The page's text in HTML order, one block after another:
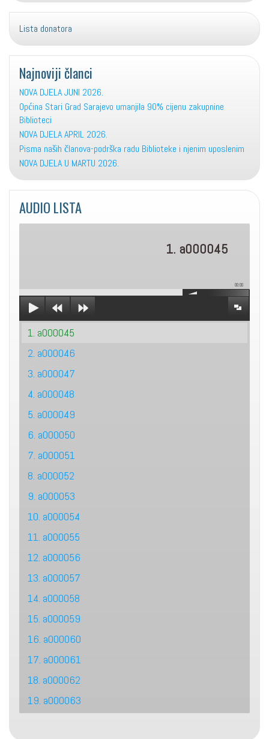
Lista donatora
Najnoviji članci
NOVA DJELA JUNI 2026.
Općina Stari Grad Sarajevo umanjila 90% cijenu zakupnine
Biblioteci
NOVA DJELA APRIL 2026.
Pisma naših članova-podrška radu Biblioteke i njenim uposlenim
NOVA DJELA U MARTU 2026.
AUDIO LISTA
1. a000045
00:00
1. a000045
2. a000046
3. a000047
4. a000048
5. a000049
6. a000050
7. a000051
8. a000052
9. a000053
10. a000054
11. a000055
12. a000056
13. a000057
14. a000058
15. a000059
16. a000060
17. a000061
18. a000062
19. a000063